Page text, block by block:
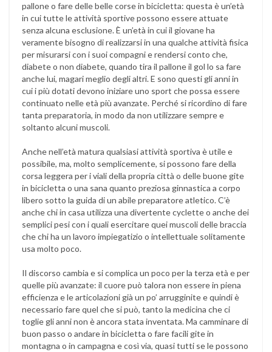
pallone o fare delle belle corse in bicicletta: questa è un’età
in cui tutte le attività sportive possono essere attuate
senza alcuna esclusione. È un’età in cui il giovane ha
veramente bisogno di realizzarsi in una qualche attività fisica
per misurarsi con i suoi compagni e rendersi conto che,
diabete o non diabete, quando tira il pallone il gol lo sa fare
anche lui, magari meglio degli altri. E sono questi gli anni in
cui i più dotati devono iniziare uno sport che possa essere
continuato nelle età più avanzate. Perché si ricordino di fare
tanta preparatoria, in modo da non utilizzare sempre e
soltanto alcuni muscoli.
Anche nell’età matura qualsiasi attività sportiva è utile e
possibile, ma, molto semplicemente, si possono fare della
corsa leggera per i viali della propria città o delle buone gite
in bicicletta o una sana quanto preziosa ginnastica a corpo
libero sotto la guida di un abile preparatore atletico. C’è
anche chi in casa utilizza una divertente cyclette o anche dei
semplici pesi con i quali esercitare quei muscoli delle braccia
che chi ha un lavoro impiegatizio o intellettuale solitamente
usa molto poco.
Il discorso cambia e si complica un poco per la terza età e per
quelle più avanzate: il cuore può talora non essere in piena
efficienza e le articolazioni già un po’ arrugginite e quindi è
necessario fare quel che si può, tanto la medicina che ci
toglie gli anni non è ancora stata inventata. Ma camminare di
buon passo o andare in bicicletta o fare facili gite in
montagna o in campagna e così via, quasi tutti se le possono